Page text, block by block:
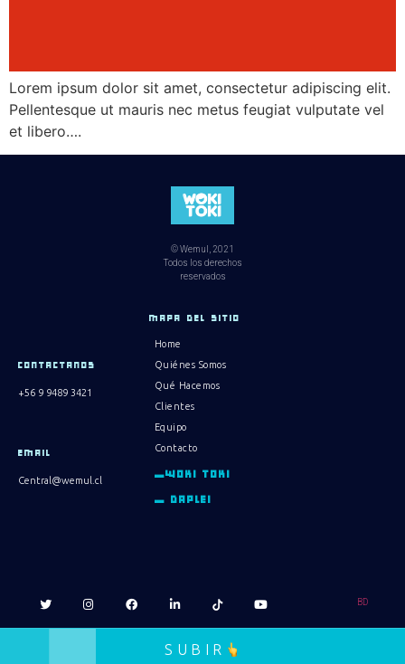
Lorem ipsum dolor sit amet, consectetur adipiscing elit.
Pellentesque ut mauris nec metus feugiat vulputate vel
et libero….
© Wemul, 2021
Todos los derechos
reservados
CONTACTANOS
+56 9 9489 3421
EMAIL
Central@wemul.cl
MAPA DEL SITIO
Home
Quiénes Somos
Qué Hacemos
Clientes
Equipo
Contacto
_WOKI TOKI
_ DAPLEI
BD
SUBIR